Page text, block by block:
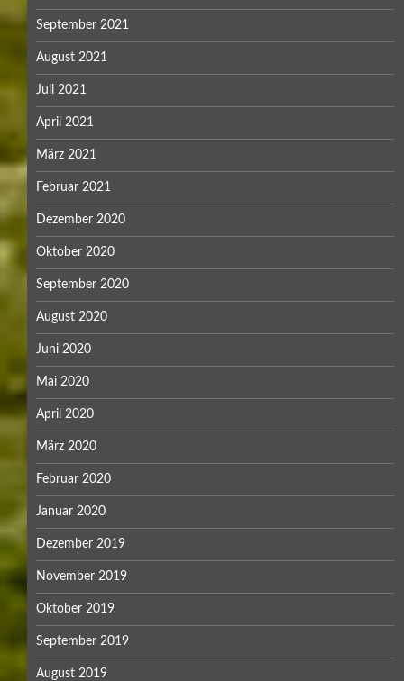
September 2021
August 2021
Juli 2021
April 2021
März 2021
Februar 2021
Dezember 2020
Oktober 2020
September 2020
August 2020
Juni 2020
Mai 2020
April 2020
März 2020
Februar 2020
Januar 2020
Dezember 2019
November 2019
Oktober 2019
September 2019
August 2019